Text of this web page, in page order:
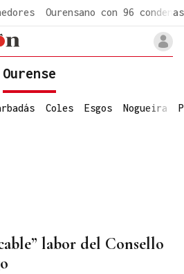
Ourensano con 96 condenas
Ourense
Coles Esgos Nogueira
labor del Consello